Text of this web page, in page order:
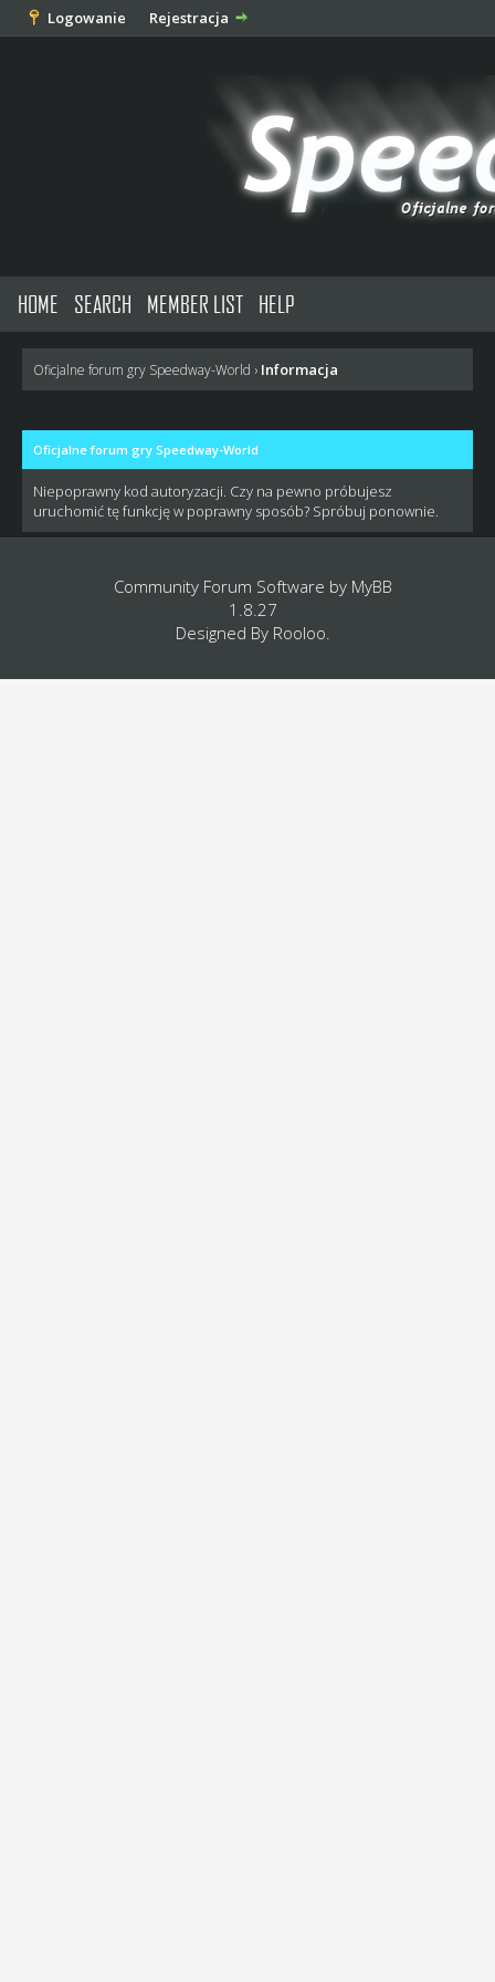
Logowanie Rejestracja
HOME SEARCH MEMBER LIST HELP
Oficjalne forum gry Speedway-World › Informacja
Oficjalne forum gry Speedway-World
Niepoprawny kod autoryzacji. Czy na pewno próbujesz
uruchomić tę funkcję w poprawny sposób? Spróbuj ponownie.
Community Forum Software by MyBB
1.8.27
Designed By Rooloo.